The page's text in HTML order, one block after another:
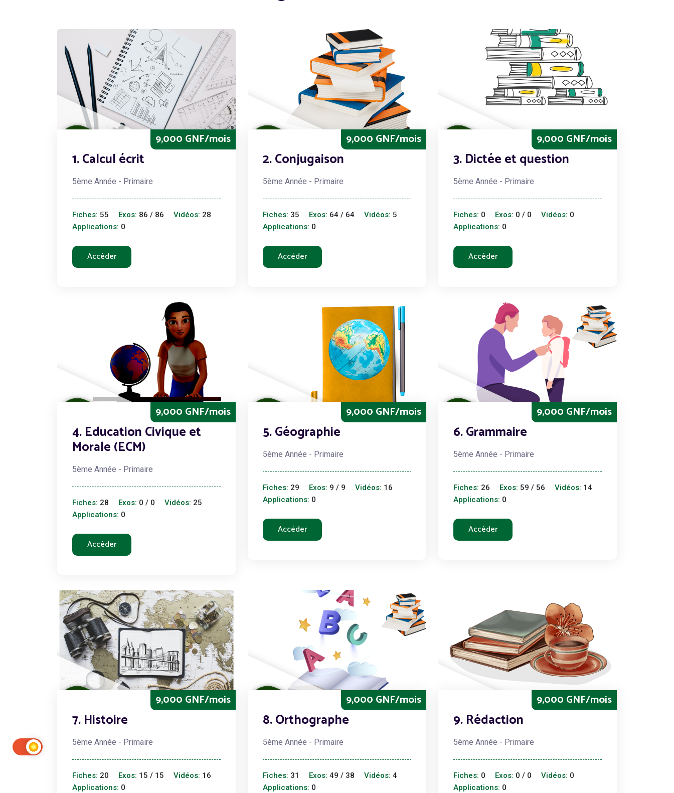
9,000 GNF/mois
1. Calcul écrit
5ème Année - Primaire
Fiches: 55 Exos: 86 / 86 Vidéos: 28
Applications: 0
Accéder
9,000 GNF/mois
2. Conjugaison
5ème Année - Primaire
Fiches: 35 Exos: 64 / 64 Vidéos: 5
Applications: 0
Accéder
9,000 GNF/mois
3. Dictée et question
5ème Année - Primaire
Fiches: 0 Exos: 0 / 0 Vidéos: 0
Applications: 0
Accéder
9,000 GNF/mois
4. Education Civique et
Morale (ECM)
5ème Année - Primaire
Fiches: 28 Exos: 0 / 0 Vidéos: 25
Applications: 0
Accéder
9,000 GNF/mois
5. Géographie
5ème Année - Primaire
Fiches: 29 Exos: 9 / 9 Vidéos: 16
Applications: 0
Accéder
9,000 GNF/mois
6. Grammaire
5ème Année - Primaire
Fiches: 26 Exos: 59 / 56 Vidéos: 14
Applications: 0
Accéder
9,000 GNF/mois
7. Histoire
5ème Année - Primaire
Fiches: 20 Exos: 15 / 15 Vidéos: 16
Applications: 0
9,000 GNF/mois
8. Orthographe
5ème Année - Primaire
Fiches: 31 Exos: 49 / 38 Vidéos: 4
Applications: 0
9,000 GNF/mois
9. Rédaction
5ème Année - Primaire
Fiches: 0 Exos: 0 / 0 Vidéos: 0
Applications: 0